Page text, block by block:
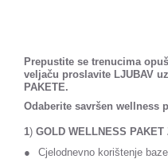
Prepustite se trenucima
veljaču proslavite LJUBAV
PAKETE.
Odaberite savršen wellness
1) GOLD WELLNESS
Cjelodnevno korištenje